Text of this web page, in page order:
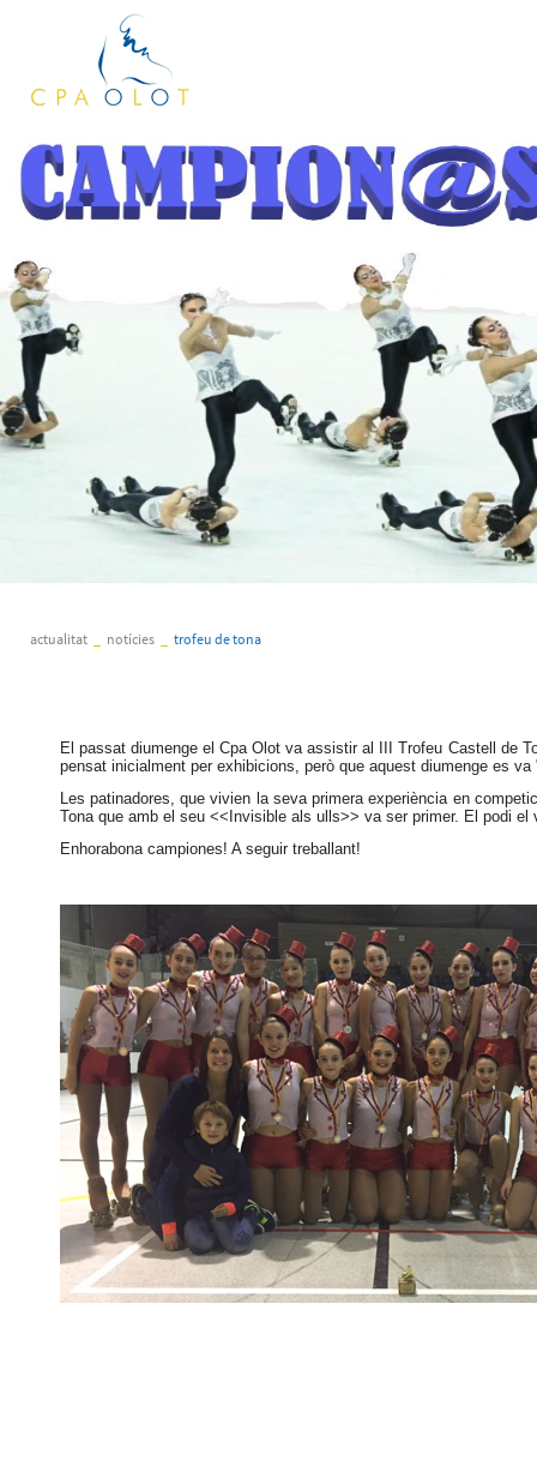
actualitat notícies trofeu de tona
El passat diumenge el Cpa Olot va assistir al III Trofeu Castell de
pensat inicialment per exhibicions, però que aquest diumenge es
Les patinadores, que vivien la seva primera experiència en
Tona que amb el seu <<Invisible als ulls>> va ser primer. El podi
Enhorabona campiones! A seguir treballant!